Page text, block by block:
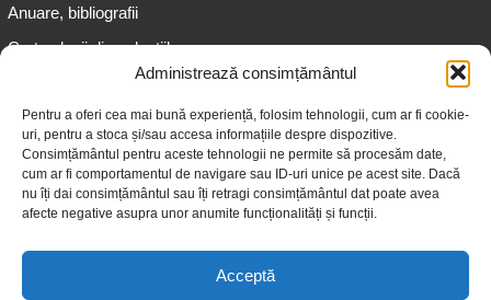
Administrează consimțământul
Pentru a oferi cea mai bună experiență, folosim tehnologii, cum ar fi cookie-
uri, pentru a stoca și/sau accesa informațiile despre dispozitive.
Consimțământul pentru aceste tehnologii ne permite să procesăm date,
cum ar fi comportamentul de navigare sau ID-uri unice pe acest site. Dacă
nu îți dai consimțământul sau îți retragi consimțământul dat poate avea
afecte negative asupra unor anumite funcționalități și funcții.
Acceptă
Anuare, bibliografii
Cartea lunii din colecțiile
Informații pentru adolescenți
Informații pentru adulți
Informații pentru seniori